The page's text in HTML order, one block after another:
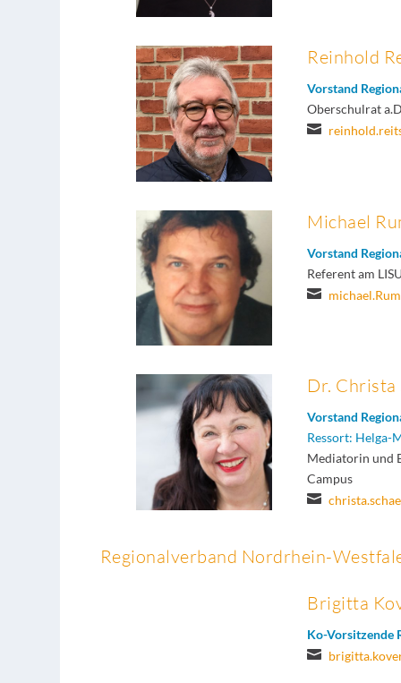
Reinhold
Vorstand
Oberschulrat

Michael
Vorstand
Referent am

Dr. Christa
Vorstand
Ressort: Helga-
Mediatorin und
Campus

Regionalverband Nordrhein-
Brigitta
Ko-Vorsitzende
